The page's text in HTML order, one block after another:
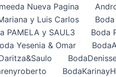
Nueva Pagina
y Luis Carlos
PAMELA y SAUL3 Boda
Yesenia & Omar